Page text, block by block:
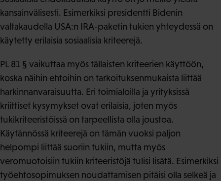
kansainvälisesti. Esimerkiksi presidentti Bidenin
valtakaudella USA:n IRA-paketin tukien yhteydessä on
käytetty erilaisia sosiaalisia kriteerejä.
PL 81 § vaikuttaa myös tällaisten kriteerien käyttöön,
koska näihin ehtoihin on tarkoituksenmukaista liittää
harkinnanvaraisuutta. Eri toimialoilla ja yrityksissä
kriittiset kysymykset ovat erilaisia, joten myös
tukikriteeristöissä on tarpeellista olla joustoa.
Käytännössä kriteerejä on tämän vuoksi paljon
helpompi liittää suoriin tukiin, mutta myös
veromuotoisiin tukiin kriteeristöjä tulisi lisätä. Esimerkiksi
työehtosopimuksen noudattamisen pitäisi olla selkeä ja